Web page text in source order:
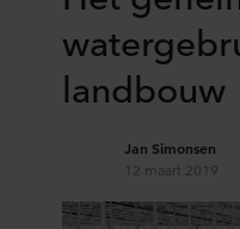
landbouw
Jan Simonsen
12 maart 2019